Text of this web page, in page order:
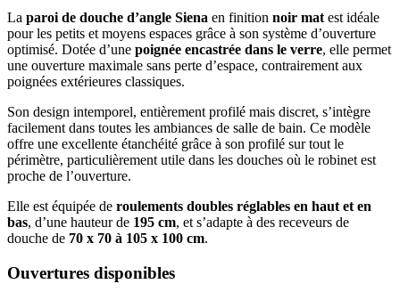
La paroi de douche d’angle Siena en finition noir matest idéale
pour les petits et moyens espaces grâce à son système d’ouverture
optimisé. Dotée d’une poignée encastrée dans le verre, elle permet
une ouverture maximale sans perte d’espace, contrairement aux
poignées extérieures classiques.
Son design intemporel, entièrement profilé mais discret, s’intègre
facilement dans toutes les ambiances de salle de bain. Ce modèle
offre une excellente étanchéité grâce à son profilé sur tout le
périmètre, particulièrement utile dans les douches où le robinet est
proche de l’ouverture.
Elle est équipée de roulements doubles réglables en haut et en
bas, d’une hauteur de 195 cm, et s’adapte à des receveurs de
douche de 70 x 70 à 105 x 100 cm.
Ouvertures disponibles